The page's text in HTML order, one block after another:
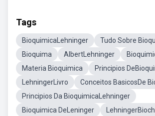
Tags
BioquimicaLehninger
Tudo Sobre
Bioquima
AlbertLehninger
Materia Bioquimica
Principios
LehningerLivro
Conceitos BasicosDe
Principios Da BioquimicaLehninger
Bioquimica DeLeninger